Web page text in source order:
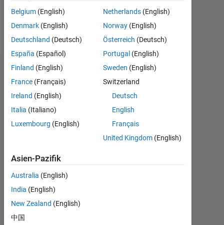
Follow
Nachricht
Dashboard
Statistik
MATLAB Answers
BEITRÄGE
2
Belgium (English)
Denmark (English)
Deutschland (Deutsch)
España (Español)
Finland (English)
France (Français)
Ireland (English)
Italia (Italiano)
Luxembourg (English)
Netherlands (English)
Norway (English)
Österreich (Deutsch)
Portugal (English)
Sweden (English)
Switzerland
Deutsch
English
Français
United Kingdom (English)
Asien-Pazifik
Australia (English)
India (English)
New Zealand (English)
中国